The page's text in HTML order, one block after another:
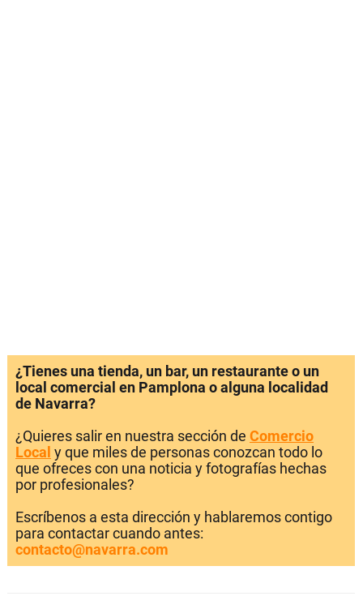
¿Tienes una tienda, un bar, un restaurante o un
local comercial en Pamplona o alguna localidad
de Navarra?
¿Quieres salir en nuestra sección de Comercio
Local y que miles de personas conozcan todo lo
que ofreces con una noticia y fotografías hechas
por profesionales?
Escríbenos a esta dirección y hablaremos contigo
para contactar cuando antes:
contacto@navarra.com